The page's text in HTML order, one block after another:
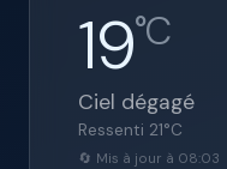
19°C
Ciel dégagé
Ressenti 21°C
🔄 Mis à jour à 08:03